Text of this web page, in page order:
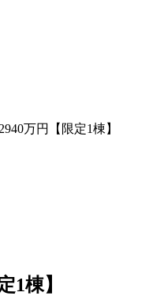
万円【限定1棟】
1棟】